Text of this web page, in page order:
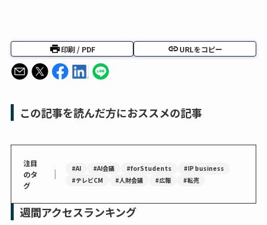
印刷 / PDF URLをコピー
この記事を読んだ方におススメの記事
注目
のタ
グ
｜ #AI #AI会議 #forStudents
#IP business
#テレビCM
#人財会議 #広報 #転売
週間アクセスランキング